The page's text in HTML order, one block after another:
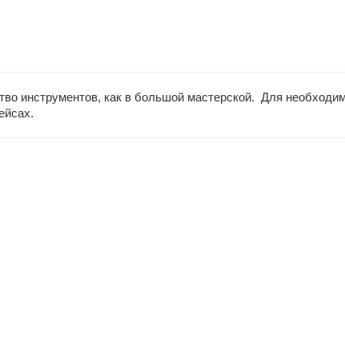
инструментов, как в большой мастерской. Для